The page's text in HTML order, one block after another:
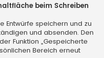
beim Schreiben
Entwürfe speichern und zu
und absenden. Den
Funktion „Gespeicherte
Bereich erneut